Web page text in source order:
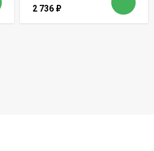
2 736 ₽